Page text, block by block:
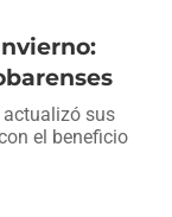
actualizó sus
el beneficio